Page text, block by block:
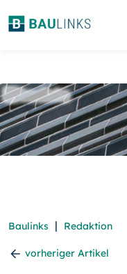
Baulinks | Redaktion
vorheriger Artikel